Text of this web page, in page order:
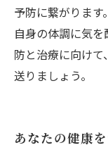
予防に繋がります
自身の体調に気
防と治療に向け
送りましょう。
あなたの健康